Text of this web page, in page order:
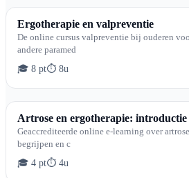
Ergotherapie en valpreventie
De online cursus valpreventie bij ouderen
andere paramed
🎓 8 pt⏱ 8u
Artrose en ergotherapie:
Geaccrediteerde online e-learning over
begrijpen en c
🎓 4 pt⏱ 4u